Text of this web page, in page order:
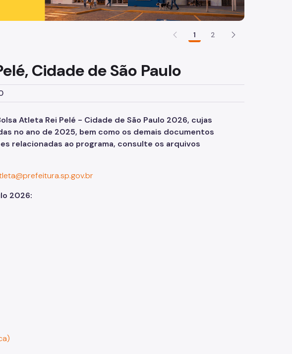
1 2
Cidade de São Paulo
Atleta Rei Pelé - Cidade de São Paulo 2026, cujas
no ano de 2025, bem como os demais documentos
relacionadas ao programa, consulte os arquivos
2026: